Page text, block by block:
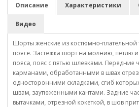
Описание Характеристики
Видео
Шорты женские из костюмно-плательной
поясе. Застежка шорт на молнию, петлю
пояса, пояс с пятью шлевками. Передние
карманами, обработанными в швах
односторонними складками, сгиб
швам, заутюженными кантами. Задние
вытачками, отрезной кокеткой, в шов